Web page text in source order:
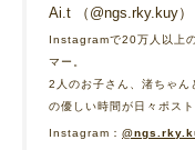
Ai.t （@ngs.rky.kuy）
Instagramで20万人以上
マー。
2人のお子さん、渚ちゃん
の優しい時間が日々ポスト
Instagram：